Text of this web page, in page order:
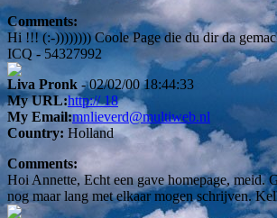
Comments:
Hi !!! (:-)))))))) Coole Page die du dir da
ICQ - 54327992
Liva Pronk - 02/02/00 18:44:33
My URL:http:// 18
My Email:mnlieverd@multiweb.nl
Country: Holland
Comments:
Hoi Annette, Echt een gave homepage, meid.
nog maar lang met elkaar mogen schrijven.